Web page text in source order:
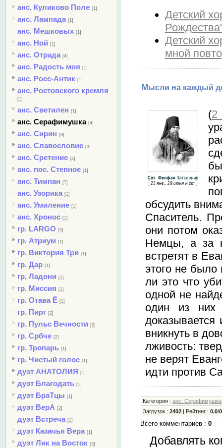
анс. Куликово Поле [1]
анс. Лампада [1]
анс. Мешковых [1]
анс. Ной [1]
анс. Отрада [4]
анс. Радость моя [1]
анс. Росс-Антик [1]
анс. Ростовского кремля
[1]
анс. Светилен [1]
анс. Серафимушка [4]
анс. Сирин [8]
анс. Славословие [3]
анс. Сретение [4]
анс. пос. Степное [1]
анс. Тимпан [7]
анс. Узорика [1]
анс. Умиление [1]
анс. Хронос [1]
гр. LARGO [5]
гр. Атриум [1]
гр. Виктория Три [1]
гр. Дар [1]
гр. Ладони [1]
гр. Миссия [1]
гр. Отава Ё [1]
гр. Пирг [2]
гр. Пульс Вечности [0]
гр. Србче [2]
гр. Тропарь [1]
гр. Чистый голос [1]
дуэт АНАТОЛИЯ [1]
дуэт Благодать [1]
дуэт БраТцы [1]
дуэт ВерА [2]
дуэт Встреча [1]
дуэт Казачья Вера [1]
дуэт Лик на Восток [3]
Детский
Детский
мной
Мысли на каждый
(2
обсудить
Спаситель.
они потом
Немцы, а за
встретят в
этого не было
ли это что
одной не
один из них
доказывается
вникнуть в
лживость:
не верят
идти против
Категория :анс. Серафимушка
Загрузок :2402 Рейтинг :0.0/0
Всего комментариев :0
Добавлять